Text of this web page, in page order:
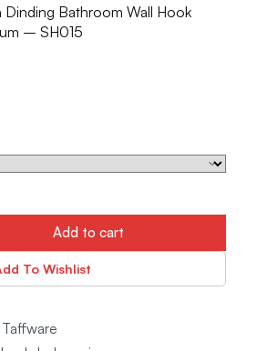
Dinding Bathroom Wall Hook
– SH015
Add to cart
To Wishlist